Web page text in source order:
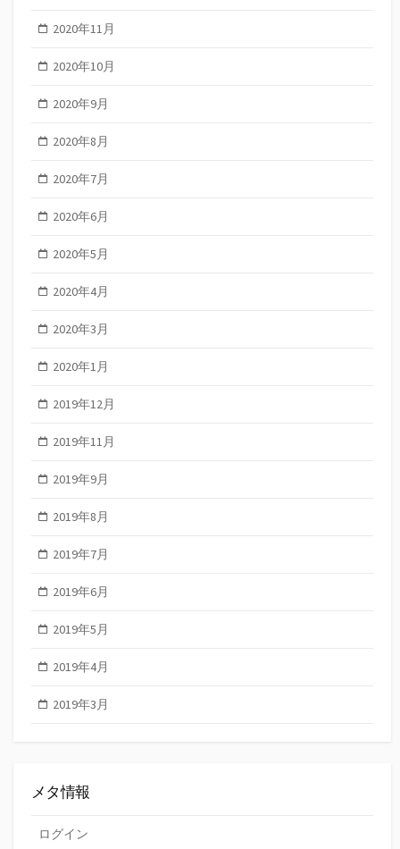
2020年11月
2020年10月
2020年9月
2020年8月
2020年7月
2020年6月
2020年5月
2020年4月
2020年3月
2020年1月
2019年12月
2019年11月
2019年9月
2019年8月
2019年7月
2019年6月
2019年5月
2019年4月
2019年3月
メタ情報
ログイン